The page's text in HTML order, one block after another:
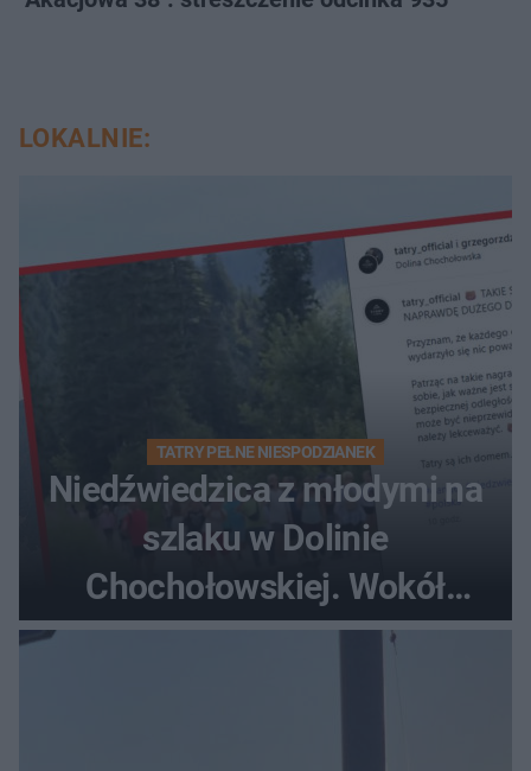
LOKALNIE:
TATRY PEŁNE NIESPODZIANEK
Niedźwiedzica z młodymi na
szlaku w Dolinie
Chochołowskiej. Wokół
turyści!